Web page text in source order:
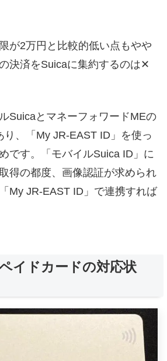
が2万円と比較的低い点もやや
決済をSuicaに集約するのは✕
SuicaとマネーフォワードMEの
り、「My JR-EAST ID」を使っ
です。「モバイルSuica ID」に
得の都度、画像認証が求められ
My JR-EAST ID」で連携すれば
イドカードの対応状